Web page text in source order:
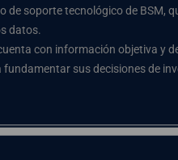
de soporte tecnológico de BSM,
datos.
con información objetiva y
sus decisiones de